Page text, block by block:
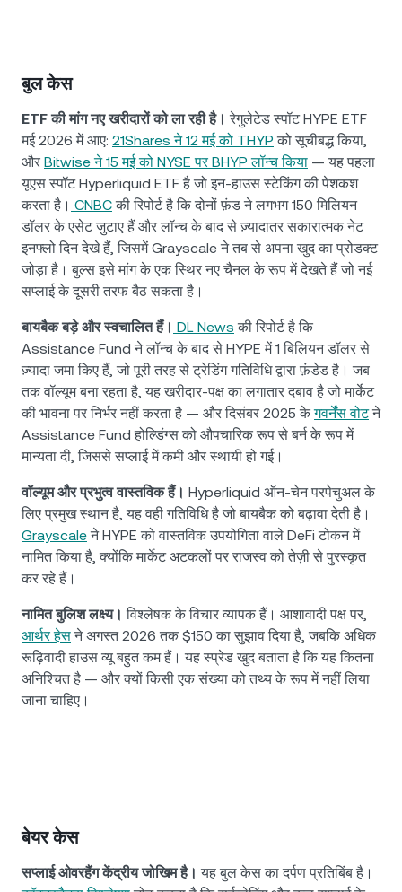
बुल केस
ETF की मांग नए खरीदारों को ला रही है। रेगुलेटेड स्पॉट HYPE ETF
मई 2026 में आए: 21Shares ने 12 मई को THYP को सूचीबद्ध किया,
और Bitwise ने 15 मई को NYSE पर BHYP लॉन्च किया — यह पहला
यूएस स्पॉट Hyperliquid ETF है जो इन-हाउस स्टेकिंग की पेशकश
करता है। CNBCकी रिपोर्ट है कि दोनों फ़ंड ने लगभग 150 मिलियन
डॉलर के एसेट जुटाए हैं और लॉन्च के बाद से ज़्यादातर सकारात्मक नेट
इनफ्लो दिन देखे हैं, जिसमें Grayscale ने तब से अपना खुद का प्रोडक्ट
जोड़ा है। बुल्स इसे मांग के एक स्थिर नए चैनल के रूप में देखते हैं जो नई
सप्लाई के दूसरी तरफ बैठ सकता है।
बायबैक बड़े और स्वचालित हैं। DL News की रिपोर्ट है कि
Assistance Fund ने लॉन्च के बाद से HYPE में 1 बिलियन डॉलर से
ज़्यादा जमा किए हैं, जो पूरी तरह से ट्रेडिंग गतिविधि द्वारा फ़ंडेड है। जब
तक वॉल्यूम बना रहता है, यह खरीदार-पक्ष का लगातार दबाव है जो मार्केट
की भावना पर निर्भर नहीं करता है — और दिसंबर 2025 केगवर्नेंस वोटने
Assistance Fund होल्डिंग्स को औपचारिक रूप से बर्न के रूप में
मान्यता दी, जिससे सप्लाई में कमी और स्थायी हो गई।
वॉल्यूम और प्रभुत्व वास्तविक हैं। Hyperliquid ऑन-चेन परपेचुअल के
लिए प्रमुख स्थान है, यह वही गतिविधि है जो बायबैक को बढ़ावा देती है।
Grayscaleने HYPE को वास्तविक उपयोगिता वाले DeFi टोकन में
नामित किया है, क्योंकि मार्केट अटकलों पर राजस्व को तेज़ी से पुरस्कृत
कर रहे हैं।
नामित बुलिश लक्ष्य। विश्लेषक के विचार व्यापक हैं। आशावादी पक्ष पर,
आर्थर हेसने अगस्त 2026 तक $150 का सुझाव दिया है, जबकि अधिक
रूढ़िवादी हाउस व्यू बहुत कम हैं। यह स्प्रेड खुद बताता है कि यह कितना
अनिश्चित है — और क्यों किसी एक संख्या को तथ्य के रूप में नहीं लिया
जाना चाहिए।
बेयर केस
सप्लाई ओवरहैंग केंद्रीय जोखिम है। यह बुल केस का दर्पण प्रतिबिंब है।